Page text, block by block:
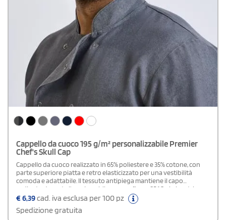
Cappello da cuoco 195 g/m² personalizzabile Premier
Chef's Skull Cap
Cappello da cuoco realizzato in 65% poliestere e 35% cotone, con
parte superiore piatta e retro elasticizzato per una vestibilità
comoda e adattabile. Il tessuto antipiega mantiene il capo
ordinato durante l’uso. Lavabile a secco fino a 85 °C e in lavatrice a
60 °C.
€6,39cad. iva esclusa per 100 pz
Spedizione gratuita